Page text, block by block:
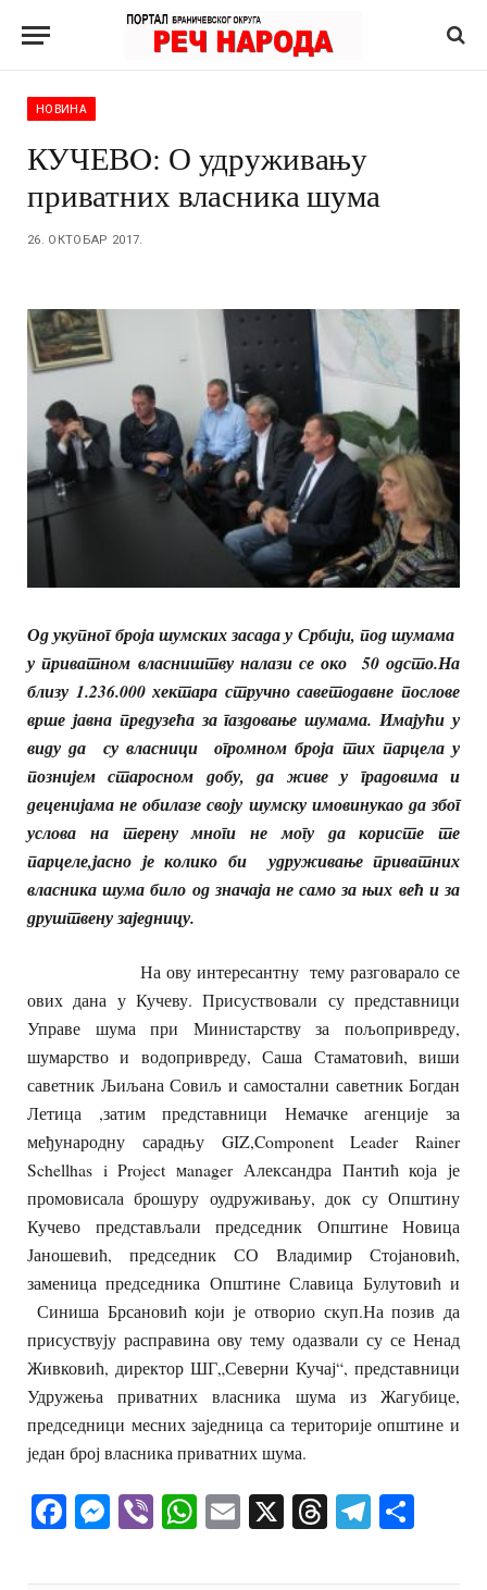
НОВИНА
КУЧЕВO: О удруживању
приватних власника шума
26. ОКТОБАР 2017.
Од укупног броја шумских засада у Србији, под шумама
у приватном власништву налази се око 50 одсто.На
близу 1.236.000 хектара стручно саветодавне послове
врше јавна предузећа за газдовање шумама. Имајући у
виду да су власници огромном броја тих парцела у
познијем старосном добу, да живе у градовима и
деценијама не обилазе своју шумску имовинукао да због
услова на терену многи не могу да користе те
парцеле,јасно је колико би удруживање приватних
власника шума било од значаја не само за њих већ и за
друштвену заједницу.
На ову интересантну тему разговарало се
ових дана у Кучеву. Присуствовали су представници
Управе шума при Министарству за пољопривреду,
шумарство и водопривреду, Саша Стаматовић, виши
саветник Љиљана Совиљ и самостални саветник Богдан
Летица ,затим представници Немачке агенције за
међународну сарадњу GIZ,Component Leader Rainer
Schellhas i Project мanager Александра Пантић која је
промовисала брошуру оудруживању, док су Општину
Кучево представљали председник Општине Новица
Јаношевић, председник СО Владимир Стојановић,
заменица председника Општине Славица Булутовић и
Синиша Брсановић који је отворио скуп.На позив да
присуствују расправина ову тему одазвали су се Ненад
Живковић, директор ШГ„Северни Кучај“, представници
Удружења приватних власника шума из Жагубице,
председници месних заједница са територије општине и
један број власника приватних шума.
Facebook
Messenger
ViberWhatsApp
Email
X Threads